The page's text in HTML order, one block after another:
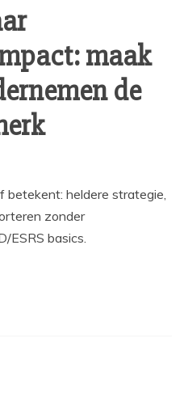
maak
de
heldere strategie,
zonder
ESRS basics.